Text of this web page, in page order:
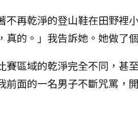
再乾淨的登山鞋在田野裡
的。」我告訴她。她做了
區域的乾淨完全不同，甚
面的一名男子不斷咒罵，